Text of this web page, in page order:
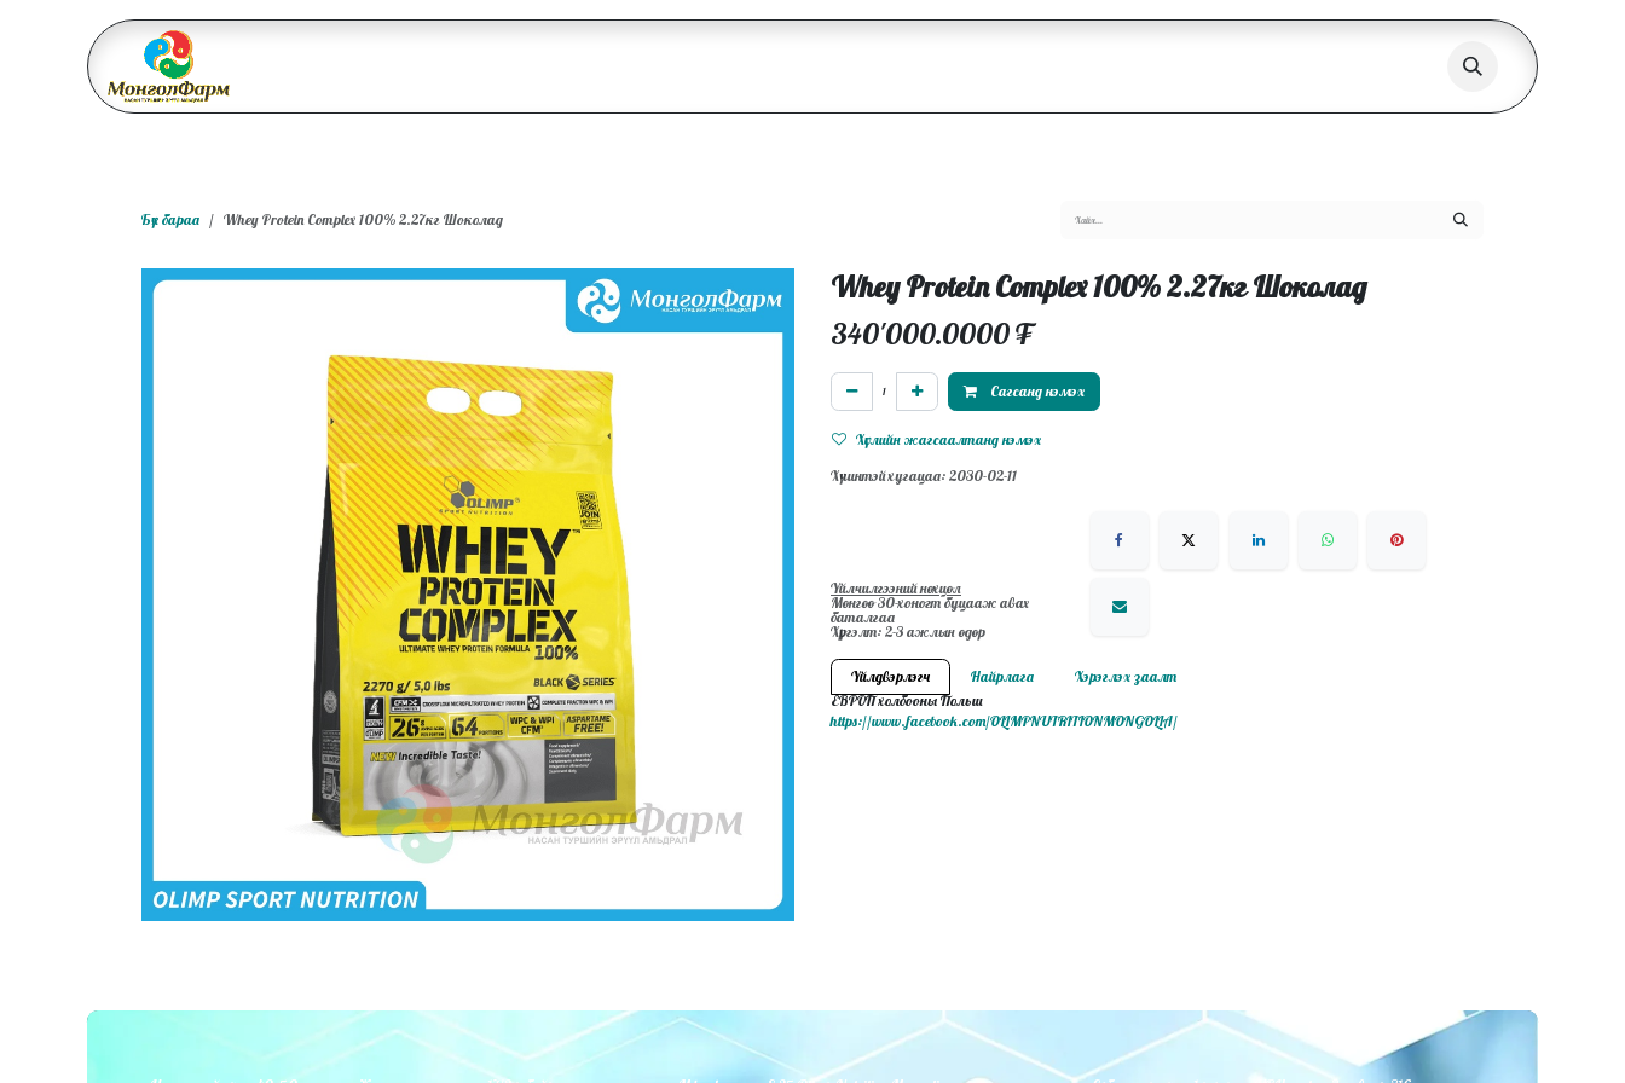
Бүх бараа Whey Protein Complex 100% 2.27кг Шоколад
Whey Protein Complex 100% 2.27кг Шоколад
340'000.0000₮
Сагсанд нэмэх
Хүслийн жагсаалтанд нэмэх
Хүчинтэй хугацаа: 2030-02-11
Үйлчилгээний нөхцөл
Мөнгөө 30-хоногт буцааж авах
баталгаа
Хүргэлт: 2-3 ажлын өдөр
Үйлдвэрлэгч Найрлага
Хэрэглэх заалт
ЕВРОП холбооны Польш
https://www.facebook.com/OLIMPNUTRITIONMONGOLIA/